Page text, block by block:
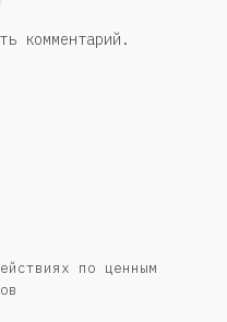
комментарий.
по ценным